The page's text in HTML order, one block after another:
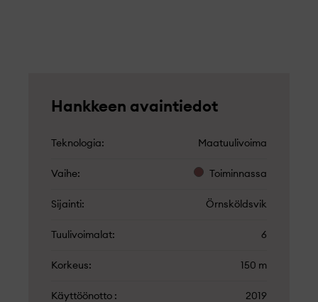
Hankkeen avaintiedot
Teknologia Maatuulivoima
Vaihe Toiminnassa
Sijainti Örnsköldsvik
Tuulivoimalat 6
Korkeus 150 m
Käyttöönotto 2019